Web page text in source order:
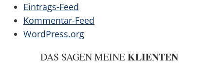
Eintrags-Feed
Kommentar-Feed
WordPress.org
DAS SAGEN MEINEKLIENTEN